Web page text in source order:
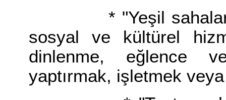
* "Yeşil sahalar,
sosyal ve kültürel
dinlenme, eğlence
yaptırmak, işletmek